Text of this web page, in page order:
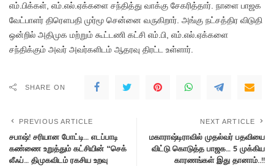
எம்.பிக்கள், எம்.எல்.ஏக்களை சந்தித்து வாக்கு சேகரித்தார். நாளை பாஜக
வேட்பாளர் திரௌபதி முர்மூ சென்னை வருகிறார். அங்கு நட்சத்திர விடுதி
ஒன்றில் அதிமுக மற்றும் கூட்டணி கட்சி எம்.பி, எம்.எல்.ஏக்களை
சந்திக்கும் அவர் அவர்களிடம் ஆதரவு திரட்ட உள்ளார்.
SHARE ON
PREVIOUS ARTICLE
சபாஷ்! சரியான போட்டி… எடப்பாடி
கண்ணை உறுத்தும் கட்சியின் “செக்
லீஃப்… திமுகவிடம் ரகசிய உறவு
NEXT ARTICLE
மகாராஷ்டிராவில் முதல்வர் பதவியை
விட்டு கொடுத்த பாஜக… 5 முக்கிய
காரணங்கள் இது தானாம்..!!